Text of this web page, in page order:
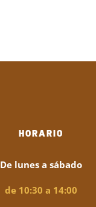
HORARIO
De lunes a sábado
de 10:30 a 14:00